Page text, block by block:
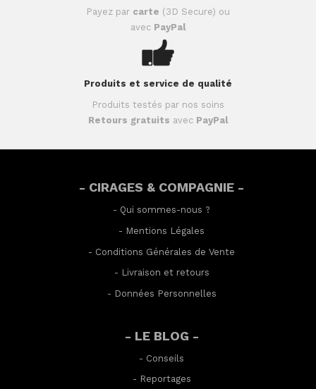
Payez par carte (3D Secure) ou
avec PayPal
Produits et service de qualité
Produits testés par nos soins
Retours gratuits avec PayPal
- CIRAGES & COMPAGNIE -
- Qui sommes-nous ?
- Mentions Légales
- Conditions Générales de Vente
- Livraison et retours
- Données Personnelles
- LE BLOG -
- Conseils
- Reportages